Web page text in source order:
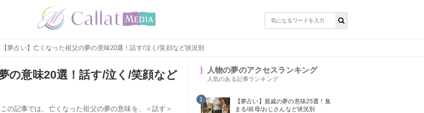
夢占い】亡くなった祖父の夢の意味20選！話す/泣く/笑顔など状況別
の意味20選！話す/泣く/笑顔など
の記事では、亡くなった祖父の夢の意味を、＜話す＞
人物の夢のアクセスランキング
人気のある記事ランキング
1
【夢占い】親戚の夢の意味25選！集
まる/叔母/おじさんなど状況別